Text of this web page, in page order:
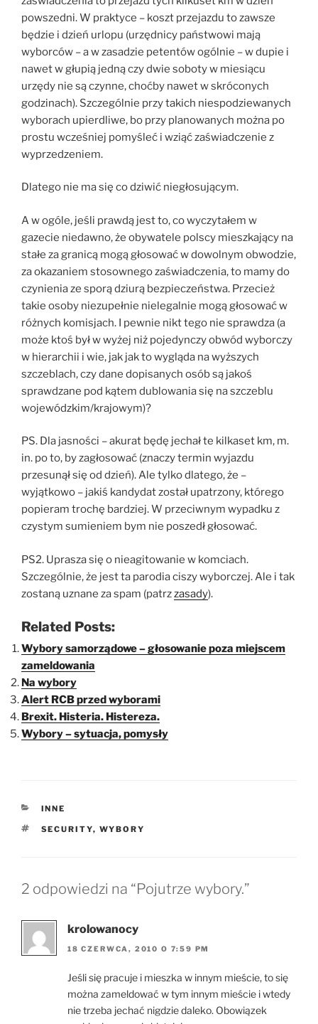
powszedni. W praktyce – koszt przejazdu to zawsze
będzie i dzień urlopu (urzędnicy państwowi mają
wyborców – a w zasadzie petentów ogólnie – w dupie i
nawet w głupią jedną czy dwie soboty w miesiącu
urzędy nie są czynne, choćby nawet w skróconych
godzinach). Szczególnie przy takich niespodziewanych
wyborach upierdliwe, bo przy planowanych można po
prostu wcześniej pomyśleć i wziąć zaświadczenie z
wyprzedzeniem.
Dlatego nie ma się co dziwić niegłosującym.
A w ogóle, jeśli prawdą jest to, co wyczytałem w
gazecie niedawno, że obywatele polscy mieszkający na
stałe za granicą mogą głosować w dowolnym obwodzie,
za okazaniem stosownego zaświadczenia, to mamy do
czynienia ze sporą dziurą bezpieczeństwa. Przecież
takie osoby niezupełnie nielegalnie mogą głosować w
różnych komisjach. I pewnie nikt tego nie sprawdza (a
może ktoś był w wyżej niż pojedynczy obwód wyborczy
w hierarchii i wie, jak jak to wygląda na wyższych
szczeblach, czy dane dopisanych osób są jakoś
sprawdzane pod kątem dublowania się na szczeblu
wojewódzkim/krajowym)?
PS. Dla jasności – akurat będę jechał te kilkaset km, m.
in. po to, by zagłosować (znaczy termin wyjazdu
przesunął się od dzień). Ale tylko dlatego, że –
wyjątkowo – jakiś kandydat został upatrzony, którego
popieram trochę bardziej. W przeciwnym wypadku z
czystym sumieniem bym nie poszedł głosować.
PS2. Uprasza się o nieagitowanie w komciach.
Szczególnie, że jest ta parodia ciszy wyborczej. Ale i tak
zostaną uznane za spam (patrzzasady).
Related Posts:
Wybory samorządowe – głosowanie poza miejscem
zameldowania
Na wybory
Alert RCB przed wyborami
Brexit. Histeria. Histereza.
Wybory – sytuacja, pomysły
KATEGORIE
INNE
TAGI
SECURITY, WYBORY
2 odpowiedzi na “Pojutrze wybory.”
krolowanocy
18 CZERWCA, 2010 O 7:59 PM
Jeśli się pracuje i mieszka w innym mieście, to się
można zameldować w tym innym mieście i wtedy
nie trzeba jechać nigdzie daleko. Obowiązek